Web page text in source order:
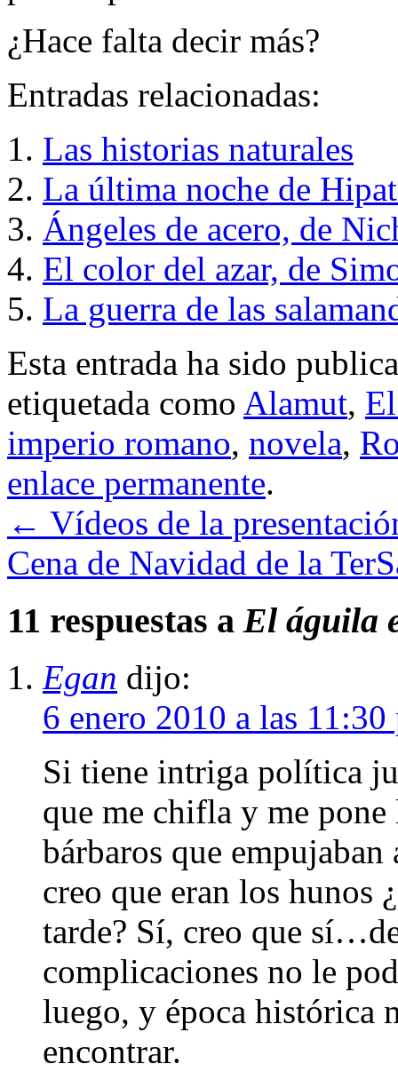
¿Hace falta decir más?
Entradas relacionadas:
Las historias naturales
La última noche de
Ángeles de acero, de
El color del azar, de
La guerra de las
Esta entrada ha sido
etiquetada como Alamut,
imperio romano, novela,
enlace permanente.
← Vídeos de la
Cena de Navidad de la
11 respuestas a El águila
Egan dijo:
6 enero 2010 a las 11:30
Si tiene intriga política
que me chifla y me
bárbaros que
creo que eran los hunos
tarde? Sí, creo que
complicaciones no le
luego, y época histórica
encontrar.